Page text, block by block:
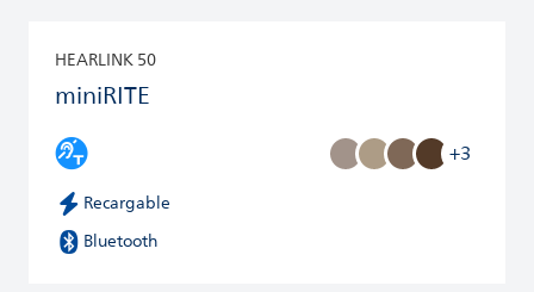
HEARLINK 50
miniRITE
+3
Recargable
Bluetooth